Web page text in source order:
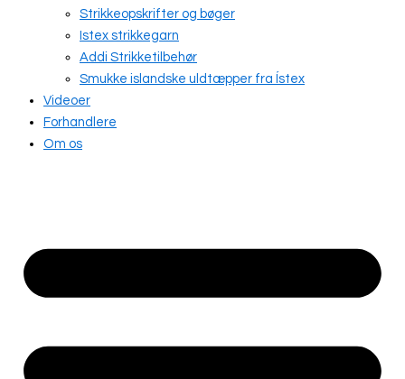
Strikkeopskrifter og bøger
Istex strikkegarn
Addi Strikketilbehør
Smukke islandske uldtæpper fra Ístex
Videoer
Forhandlere
Om os